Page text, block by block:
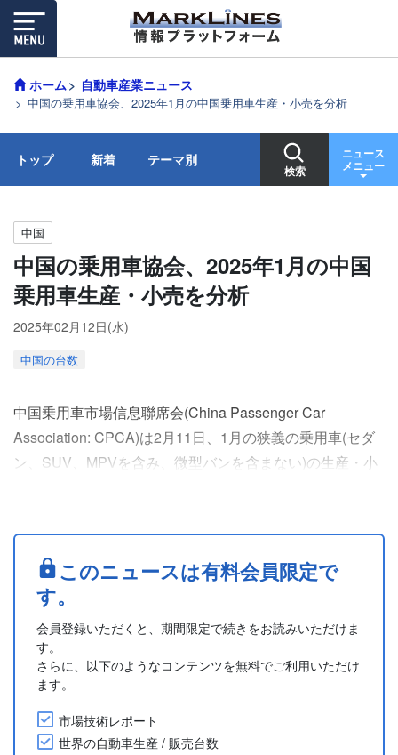
ホーム 自動車産業ニュース
中国の乗用車協会、2025年1月の中国乗用車生産・小売を分析
トップ 新着 テーマ別
検索
ニュース
メニュー
中国
中国の乗用車協会、2025年1月の中国
乗用車生産・小売を分析
2025年02月12日(水)
中国の台数
中国乗用車市場信息聯席会(China Passenger Car
Association: CPCA)は2月11日、1月の狭義の乗用車(セダ
ン、SUV、MPVを含み、微型バンを含まない)の生産・小
小売：2025年1月の乗用車小売台数は前年同月比12.1%減
の179.4万台となった。
1月の高級車小売は前年同月比15.0%減の21万台。
1月のローカルブランド小売は前年同月....
このニュースは有料会員限定で
す。
会員登録いただくと、期間限定で続きをお読みいただけま
す。
さらに、以下のようなコンテンツを無料でご利用いただけ
ます。
市場技術レポート
世界の自動車生産 / 販売台数